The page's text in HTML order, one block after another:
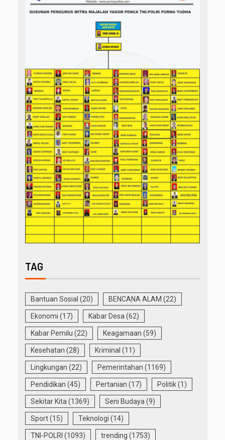
TAG
Bantuan Sosial (20) BENCANA ALAM (22)
Ekonomi (17) Kabar Desa (62)
Kabar Pemilu (22) Keagamaan (59)
Kesehatan (28) Kriminal (11)
Lingkungan (22) Pemerintahan (1169)
Pendidikan (45) Pertanian (17) Politik(1)
Sekitar Kita (1369) Seni Budaya (9)
Sport(15) Teknologi (14)
TNI-POLRI (1093) trending (1753)